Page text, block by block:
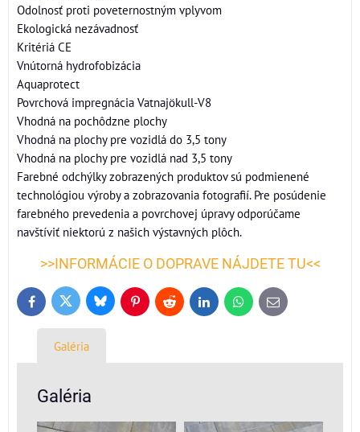
Odolnosť proti poveternostným vplyvom
Ekologická nezávadnosť
Kritériá CE
Vnútorná hydrofobizácia
Aquaprotect
Povrchová impregnácia Vatnajökull-V8
Vhodná na pochôdzne plochy
Vhodná na plochy pre vozidlá do 3,5 tony
Vhodná na plochy pre vozidlá nad 3,5 tony
Farebné odchýlky zobrazených produktov sú podmienené
technológiou výroby a zobrazovania fotografií. Pre posúdenie
farebného prevedenia a povrchovej úpravy odporúčame
navštíviť niektorú z našich výstavných plôch.
>>INFORMÁCIE O DOPRAVE NÁJDETE TU<<
FacebookTwitter BlueskyPinterestReddit LinkedInWhatsApp
E-
mail
Galéria
Galéria